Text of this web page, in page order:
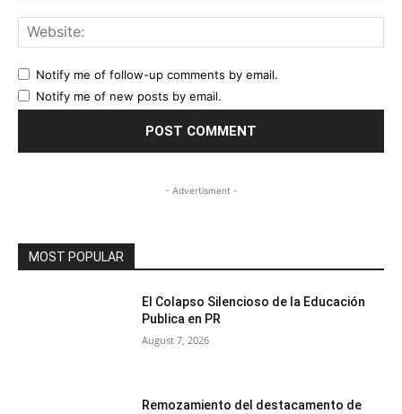
Notify me of follow-up comments by email.
Notify me of new posts by email.
- Advertisment -
MOST POPULAR
El Colapso Silencioso de la Educación
Publica en PR
August 7, 2026
Remozamiento del destacamento de